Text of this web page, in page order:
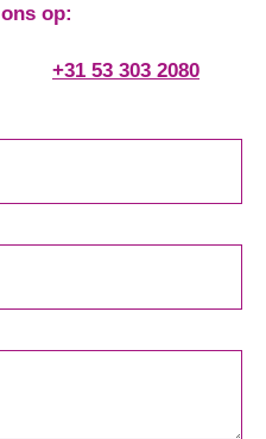
op:
+31 53 303 2080